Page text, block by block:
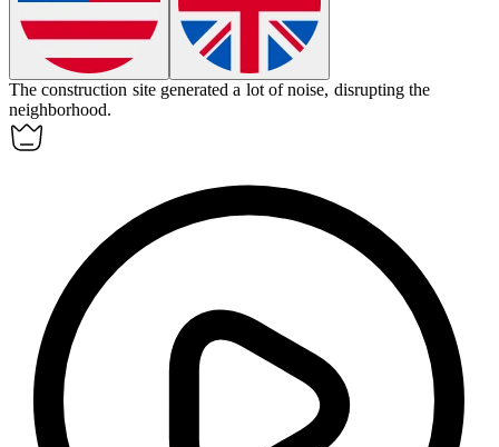
The construction site generated a lot ofnoise, disrupting the
neighborhood.